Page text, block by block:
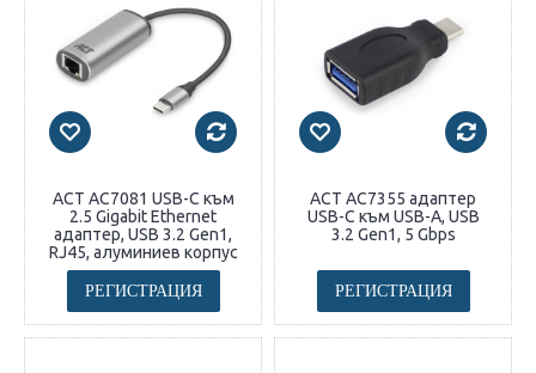
ACT AC7081 USB-C към
2.5 Gigabit Ethernet
адаптер, USB 3.2 Gen1,
RJ45, алуминиев корпус
РЕГИСТРАЦИЯ
ACT AC7355 адаптер
USB-C към USB-A, USB
3.2 Gen1, 5 Gbps
РЕГИСТРАЦИЯ